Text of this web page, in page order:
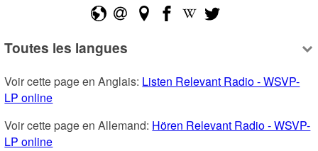
Toutes les langues
Voir cette page en Anglais: Listen Relevant Radio - WSVP-
LP online
Voir cette page en Allemand: Hören Relevant Radio - WSVP-
LP online